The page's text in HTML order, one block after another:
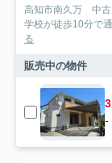
高知市南久万 中古
学校が徒歩10分で
る
販売中の物件
-